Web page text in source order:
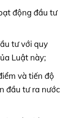
động đầu tư
tư với quy
Luật này;
và tiến độ
đầu tư ra nước